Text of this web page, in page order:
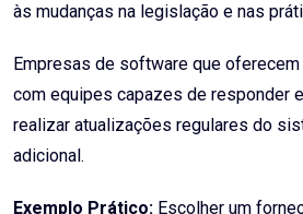
às mudanças na legislação e nas
Empresas de software que
com equipes capazes de responder
realizar atualizações regulares do
adicional.
Exemplo Prático: Escolher um